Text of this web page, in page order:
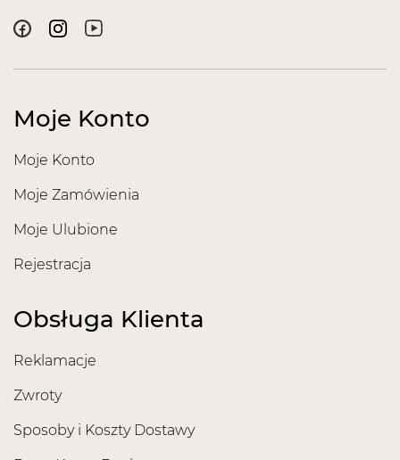
Moje Konto
Moje Konto
Moje Zamówienia
Moje Ulubione
Rejestracja
Obsługa Klienta
Reklamacje
Zwroty
Sposoby i Koszty Dostawy